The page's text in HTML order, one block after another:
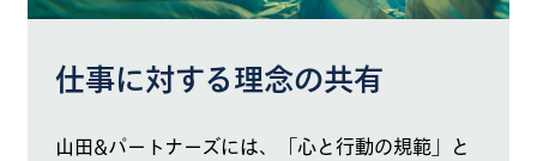
仕事に対する理念の共有
山田&パートナーズには、「心と行動の規範」と